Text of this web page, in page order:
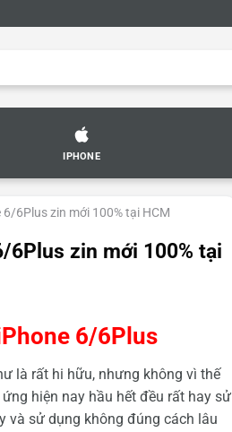
IPHONE
6Plus zin mới 100% tại HCM
6Plus zin mới 100% tại
6/6Plus
là rất hi hữu, nhưng không vì thế
hiện nay hầu hết đều rất hay sử
và sử dụng không đúng cách lâu